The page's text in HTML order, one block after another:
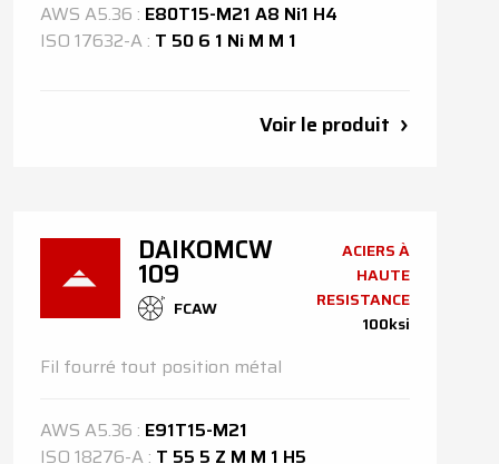
AWS A5.36 : E80T15-M21 A8 Ni1 H4
ISO 17632-A : T 50 6 1 Ni M M 1
Voir le produit
DAIKOMCW
109
FCAW
ACIERS À
HAUTE
RESISTANCE
100ksi
Fil fourré tout position métal
AWS A5.36 : E91T15-M21
ISO 18276-A : T 55 5 Z M M 1 H5